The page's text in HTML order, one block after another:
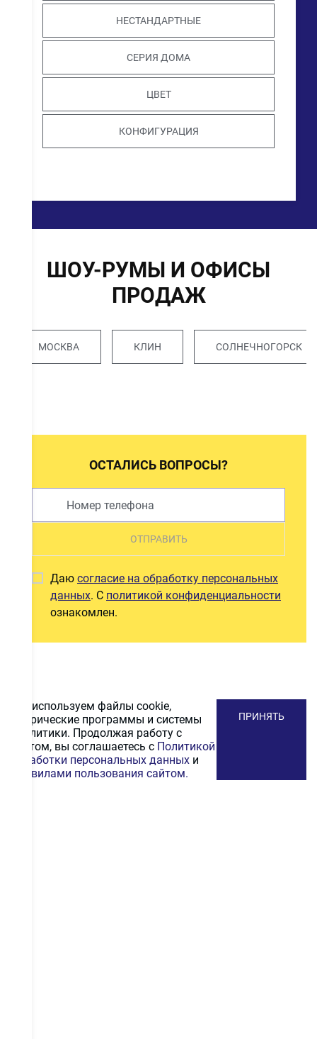
НЕСТАНДАРТНЫЕ
СЕРИЯ ДОМА
ЦВЕТ
КОНФИГУРАЦИЯ
ШОУ-РУМЫ И ОФИСЫ
ПРОДАЖ
МОСКВА КЛИН СОЛНЕЧНОГОРСК
ОСТАЛИСЬ ВОПРОСЫ?
ОТПРАВИТЬ
Даю согласие на обработку персональных
данных. С политикой конфиденциальности
ознакомлен.
Мы используем файлы cookie,
метрические программы и системы
аналитики. Продолжая работу с
сайтом, вы соглашаетесь с Политикой
обработки персональных данных и
Правилами пользования сайтом.
ПРИНЯТЬ
ПОДПИСАТЬСЯ